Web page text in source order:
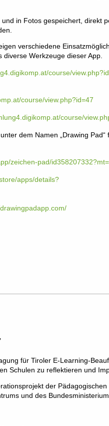
in Fotos gespeichert, direkt
verschiedene
Werkzeuge dieser App.
course/
course/view.php?id=47
course/
dem Namen „Drawing Pad“
zeichen-pad/
apps/details?
für Tiroler E-Learning-
Schulen zu reflektieren und
der
und des